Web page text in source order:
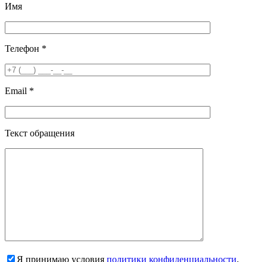
Имя
Телефон *
Email *
Текст обращения
Я принимаю условия политики конфиденциальности.